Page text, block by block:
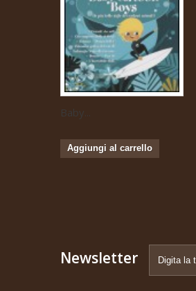
Baby...
Aggiungi al carrello
Newsletter